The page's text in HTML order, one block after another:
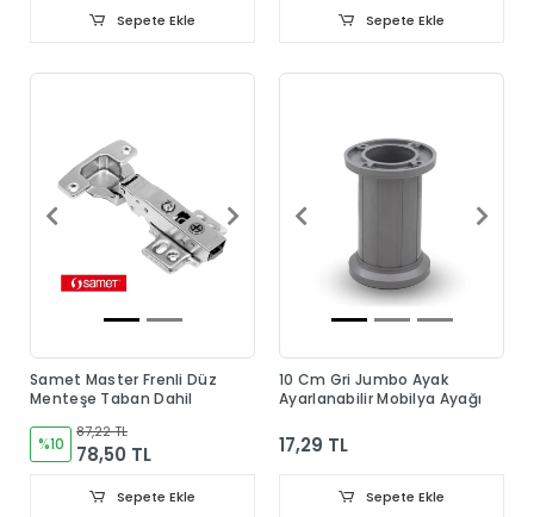
Sepete Ekle Sepete Ekle
Samet Master Frenli Düz
Menteşe Taban Dahil
%10
87,22 TL
78,50 TL
Sepete Ekle
10 Cm Gri Jumbo Ayak
Ayarlanabilir Mobilya Ayağı
17,29 TL
Sepete Ekle